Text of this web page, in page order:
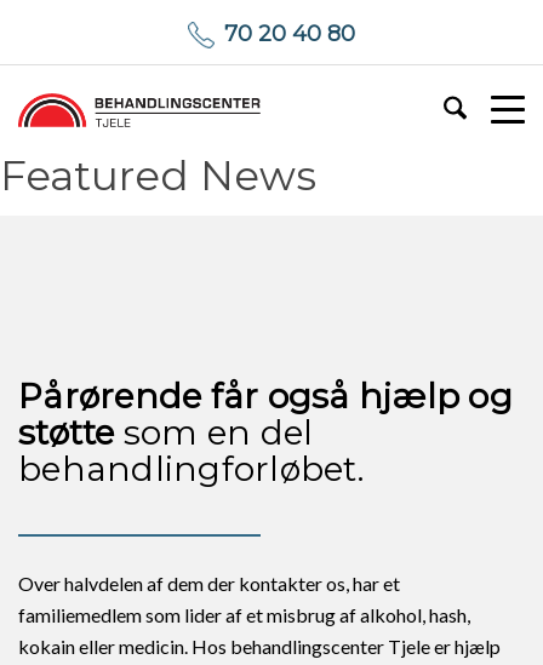
70 20 40 80
Featured News
Pårørende får også hjælp og
støttesom en del
behandlingforløbet.
Over halvdelen af dem der kontakter os, har et
familiemedlem som lider af et misbrug af alkohol, hash,
kokain eller medicin. Hos behandlingscenter Tjele er hjælp